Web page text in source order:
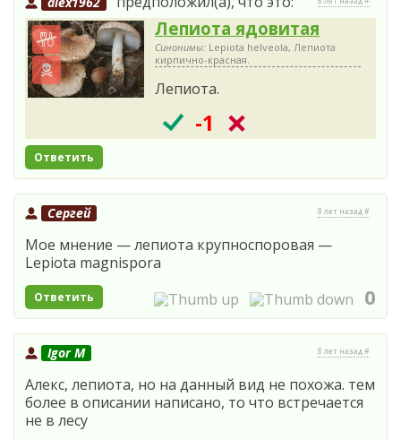
Лепиота ядовитая
Синонимы: Lepiota helveola, Лепиота
кирпично-красная.
Лепиота.
-1
Ответить
Сергей 8 лет назад #
Мое мнение — лепиота крупноспоровая —
Lepiota magnispora
Ответить 0
Igor M 8 лет назад #
Алекс, лепиота, но на данный вид не похожа. тем
более в описании написано, то что встречается
не в лесу